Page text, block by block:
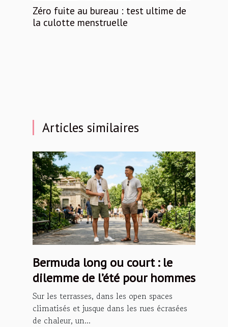
Zéro fuite au bureau : test ultime de
la culotte menstruelle
Articles similaires
Bermuda long ou court : le
dilemme de l’été pour hommes
Sur les terrasses, dans les open spaces
climatisés et jusque dans les rues écrasées
de chaleur, un...